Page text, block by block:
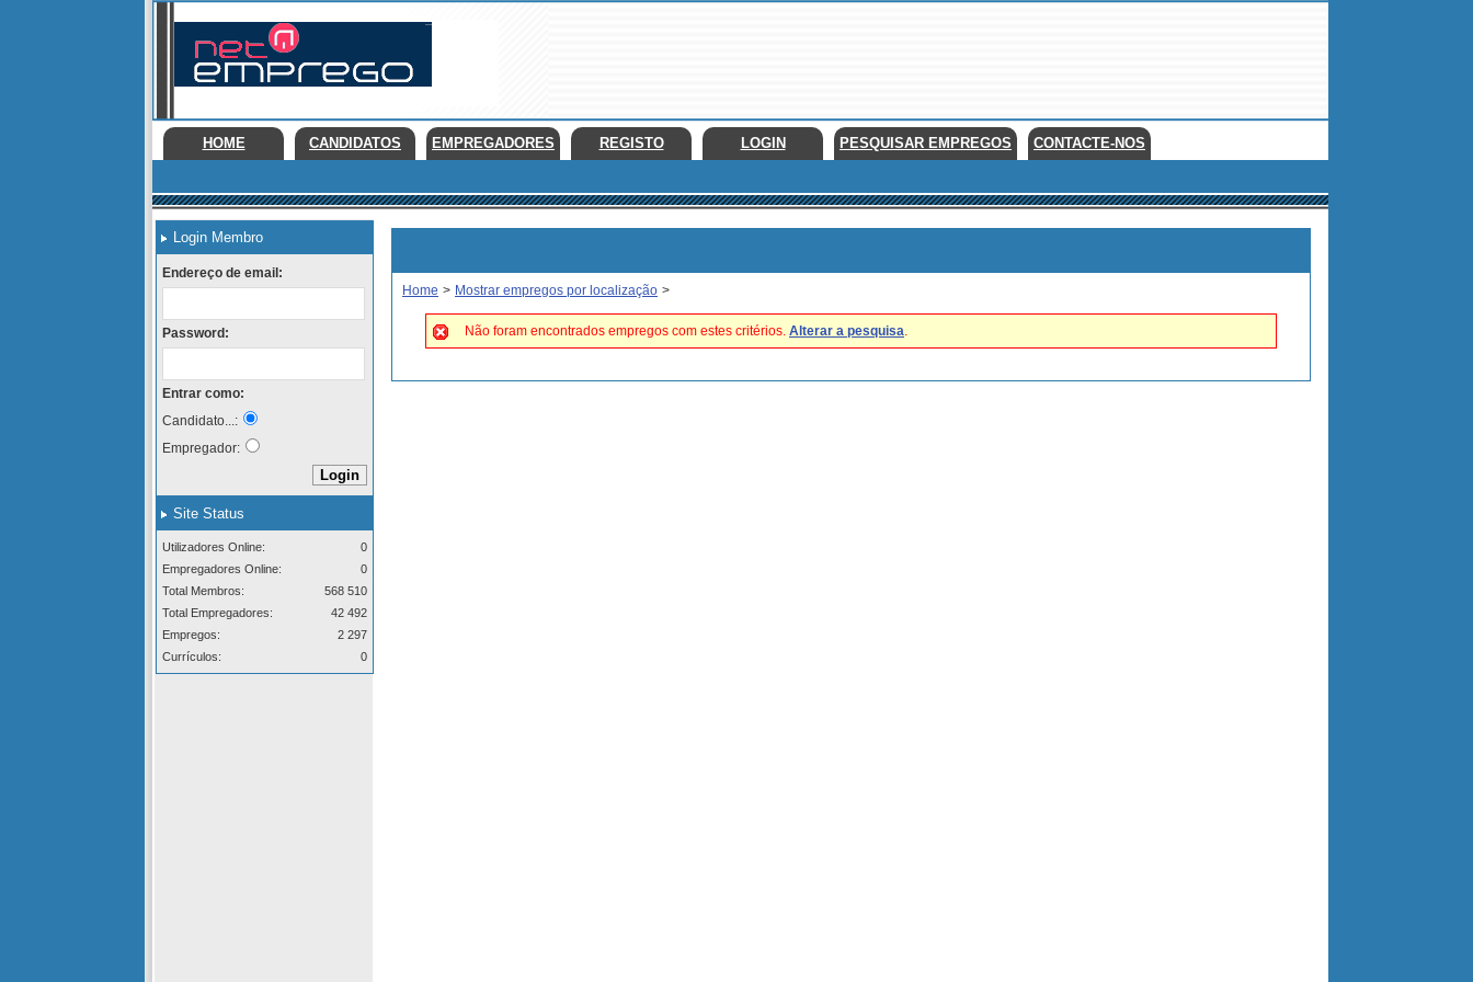
HOME CANDIDATOS EMPREGADORES REGISTO LOGIN PESQUISAR EMPREGOS CONTACTE-NOS
Login Membro
Endereço de email:
Password:
Entrar como:
Candidato...:
Empregador:
Site Status
Utilizadores Online:
0
Empregadores Online:
0
Total Membros:
568 510
Total Empregadores:
42 492
Empregos:
2 297
Currículos:
0
Home > Mostrar empregos por localização >
Não foram encontrados empregos com estes critérios. Alterar a pesquisa.